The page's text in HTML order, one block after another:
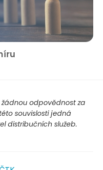
žádnou odpovědnost za
souvislosti jedná
distribučních služeb.